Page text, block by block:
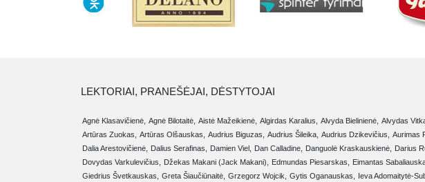
LEKTORIAI, PRANEŠĖJAI, DĖSTYTOJAI
Agnė Klasavičienė, Agnė Bilotaitė, Aistė Mažeikienė, Algirdas Karalius, Alvyda Bielinienė, Alvydas
Artūras Zuokas,
Artūras Olšauskas, Audrius Biguzas, Audrius Šileika, Audrius Dzikevičius, Aurimas
Dalia Arestovičienė,
Dalius Serafinas, Damien Viel, Dan Calladine, Danguolė Kraskauskienė, Darius
Dovydas Varkulevičius,
Džekas Makani (Jack Makani), Edmundas Piesarskas, Eimantas
Giedrius Švetkauskas,
Greta Šiaučiūnaitė, Grzegorz Wojcik, Gytis Oganauskas, Ieva Adomaitytė-